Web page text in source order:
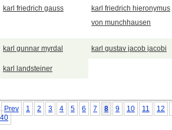
karl friedrich gauss
karl friedrich hieronymus
von munchhausen
karl gunnar myrdal karl gustav jacob jacobi
karl landsteiner
Prev 1 2 3 4 5 6 7 8 9 10 11 12
40